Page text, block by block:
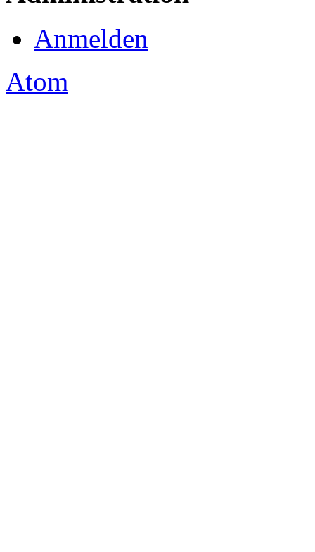
Anmelden
Atom